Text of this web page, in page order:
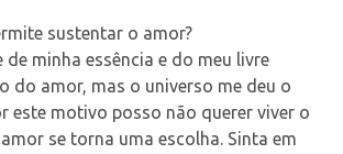
sustentar o amor?
minha essência e do meu livre
do amor, mas o universo me deu o
este motivo posso não querer viver o
se torna uma escolha. Sinta em